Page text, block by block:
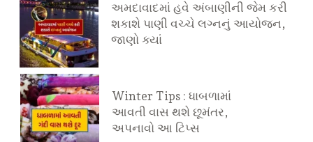
Winter Tips : ધાબળામાં
આવતી વાસ થશે છૂમંતર,
અપનાવો આ ટિપ્સ
અમદાવાદમાં હવે અંબાણીની જેમ કરી
શકાશે પાણી વચ્ચે લગ્નનું આયોજન,
જાણો ક્યાં